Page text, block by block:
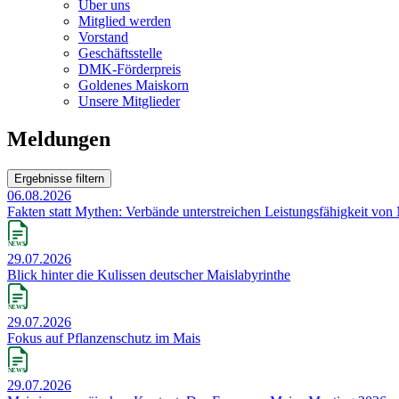
Über uns
Mitglied werden
Vorstand
Geschäftsstelle
DMK-Förderpreis
Goldenes Maiskorn
Unsere Mitglieder
Meldungen
Ergebnisse filtern
06.08.2026
Fakten statt Mythen: Verbände unterstreichen Leistungsfähigkeit von
29.07.2026
Blick hinter die Kulissen deutscher Maislabyrinthe
29.07.2026
Fokus auf Pflanzenschutz im Mais
29.07.2026